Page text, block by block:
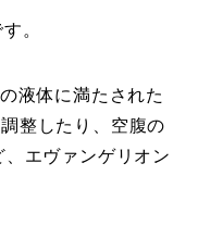
。
液体に満たされた
整したり、空腹の
エヴァンゲリオン